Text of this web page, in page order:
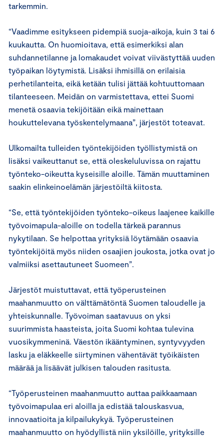
tarkemmin.
“Vaadimme esitykseen pidempiä suoja-aikoja, kuin 3 tai 6
kuukautta. On huomioitava, että esimerkiksi alan
suhdannetilanne ja lomakaudet voivat viivästyttää uuden
työpaikan löytymistä. Lisäksi ihmisillä on erilaisia
perhetilanteita, eikä ketään tulisi jättää kohtuuttomaan
tilanteeseen. Meidän on varmistettava, ettei Suomi
menetä osaavia tekijöitään eikä mainettaan
houkuttelevana työskentelymaana”, järjestöt toteavat.
Ulkomailta tulleiden työntekijöiden työllistymistä on
lisäksi vaikeuttanut se, että oleskeluluvissa on rajattu
työnteko-oikeutta kyseisille aloille. Tämän muuttaminen
saakin elinkeinoelämän järjestöiltä kiitosta.
“Se, että työntekijöiden työnteko-oikeus laajenee kaikille
työvoimapula-aloille on todella tärkeä parannus
nykytilaan. Se helpottaa yrityksiä löytämään osaavia
työntekijöitä myös niiden osaajien joukosta, jotka ovat jo
valmiiksi asettautuneet Suomeen”.
Järjestöt muistuttavat, että työperusteinen
maahanmuutto on välttämätöntä Suomen taloudelle ja
yhteiskunnalle. Työvoiman saatavuus on yksi
suurimmista haasteista, joita Suomi kohtaa tulevina
vuosikymmeninä. Väestön ikääntyminen, syntyvyyden
lasku ja eläkkeelle siirtyminen vähentävät työikäisten
määrää ja lisäävät julkisen talouden rasitusta.
“Työperusteinen maahanmuutto auttaa paikkaamaan
työvoimapulaa eri aloilla ja edistää talouskasvua,
innovaatioita ja kilpailukykyä. Työperusteinen
maahanmuutto on hyödyllistä niin yksilöille, yrityksille